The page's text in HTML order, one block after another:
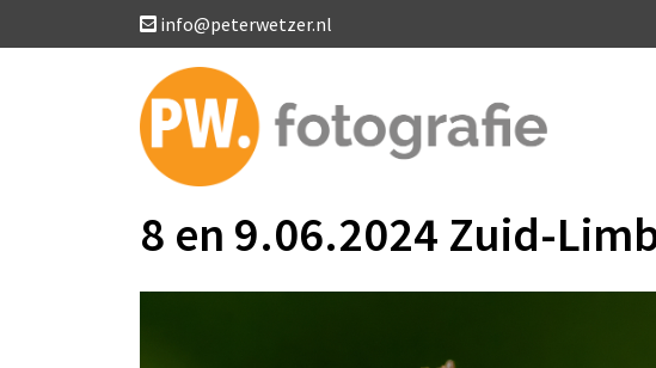
info@peterwetzer.nl
8 en 9.06.2024 Zuid-